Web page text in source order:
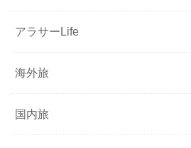
アラサーLife
海外旅
国内旅